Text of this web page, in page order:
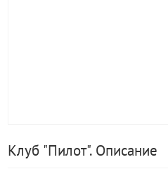
Клуб "Пилот". Описание